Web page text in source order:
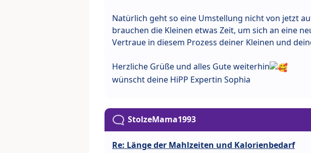
Natürlich geht so eine Umstellung nicht von jetzt
brauchen die Kleinen etwas Zeit, um sich an eine
Vertraue in diesem Prozess deiner Kleinen und
Herzliche Grüße und alles Gute weiterhin
wünscht deine HiPP Expertin Sophia
StolzeMama1993
Re: Länge der Mahlzeiten und Kalorienbedarf